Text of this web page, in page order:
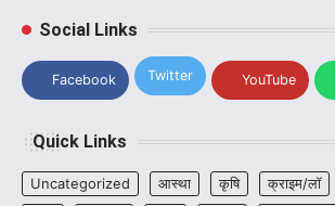
Social Links
Facebook Twitter YouTube
Quick Links
Uncategorized आस्था कृषि क्राइम/लॉ